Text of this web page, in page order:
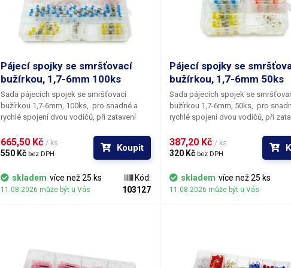
Pájecí spojky se smršťovací
bužírkou, 1,7-6mm 100ks
Sada pájecích spojek se smršťovací
bužírkou 1,7-6mm, 100ks, pro snadné a
rychlé spojení dvou vodičů, při zatavení
hořáku dochází zároveň k zaletování
vodičů pomocí kroužku cínu uvnitř spojky,
spojka obsahuje lepidlo, které zajistí
vodotěsnost. Díky průhledné bužírce lze po
zatavení zkontrolovat kvalitu spoje. Po
zatavení bužírky jsou vodiče pevně
horkovzdušné pistole či zapalovače s
tryskou, po smrštění bužírky dojde k
665,50 Kč / ks
550 Kč bez DPH
Koupit
skladem více než 25 ks
11.08.2026 může být u Vás
Kód:
103127
Pájecí spojky se
bužírkou, 1,7-6mm 50ks
Sada pájecích spojek se
bužírkou 1,7-6mm, 50ks, pro
rychlé spojení dvou vodičů, při
hořáku dochází zároveň k zaletování
vodičů pomocí kroužku cínu uvnitř
spojka obsahuje lepidlo, které
vodotěsnost. Díky průhledné
zatavení zkontrolovat kvalitu
zatavení bužírky jsou vodiče pevně
horkovzdušné pistole či
tryskou, po smrštění bužírky dojde
387,20 Kč / ks
320 Kč bez DPH
skladem více než 25 ks
11.08.2026 může být u Vás